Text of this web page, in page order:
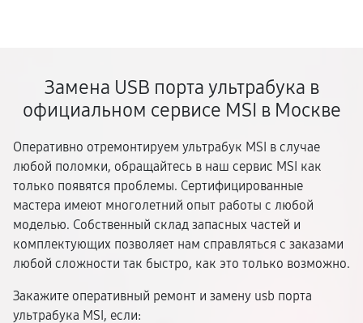
Замена USB порта ультрабука в
официальном сервисе MSI в Москве
Оперативно отремонтируем ультрабук MSI в случае
любой поломки, обращайтесь в наш сервис MSI как
только появятся проблемы. Сертифицированные
мастера имеют многолетний опыт работы с любой
моделью. Собственный склад запасных частей и
комплектующих позволяет нам справляться с заказами
любой сложности так быстро, как это только возможно.
Закажите оперативный ремонт и замену usb порта
ультрабука MSI, если: